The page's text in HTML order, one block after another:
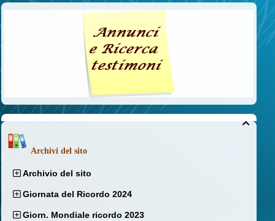

Archivi del sito
Archivio del sito
Giornata del Ricordo 2024
Giorn. Mondiale ricordo 2023